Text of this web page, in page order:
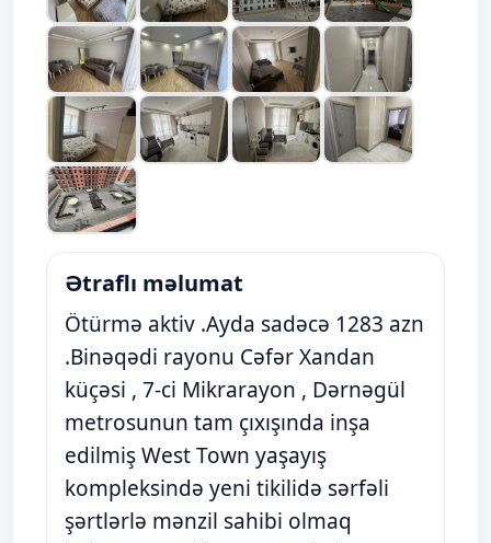
Ətraflı məlumat
Ötürmə aktiv .Ayda sadəcə 1283 azn
.Binəqədi rayonu Cəfər Xandan
küçəsi , 7-ci Mikrarayon , Dərnəgül
metrosunun tam çıxışında inşa
edilmiş West Town yaşayış
kompleksində yeni tikilidə sərfəli
şərtlərlə mənzil sahibi olmaq